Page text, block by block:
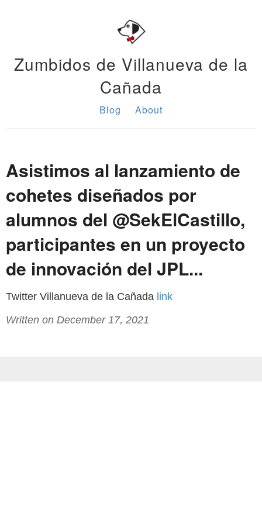
Zumbidos de Villanueva de la
Cañada
Blog About
Asistimos al lanzamiento de
cohetes diseñados por
alumnos del @SekElCastillo,
participantes en un proyecto
de innovación del JPL...
Twitter Villanueva de la Cañada link
Written on December 17, 2021